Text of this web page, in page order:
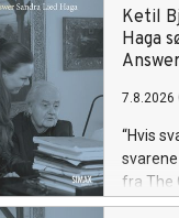
og et
nå! Lytt
Ketil
Haga
7.8.2026
“Hvis
svarene
fra The